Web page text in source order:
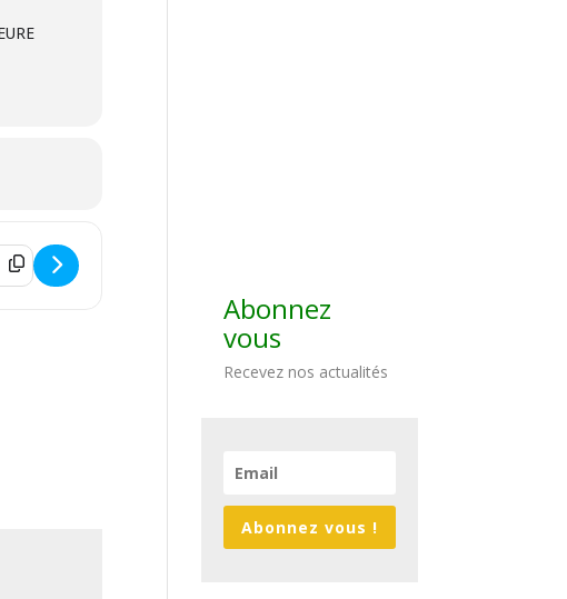
Michela Orio - "La chemise noire" [RIqNnySfl]
Abonnez
vous
Recevez nos actualités
Abonnez vous !